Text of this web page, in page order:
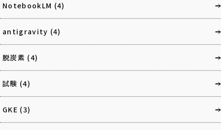
NotebookLM (4)
antigravity (4)
脱炭素 (4)
試験 (4)
GKE (3)